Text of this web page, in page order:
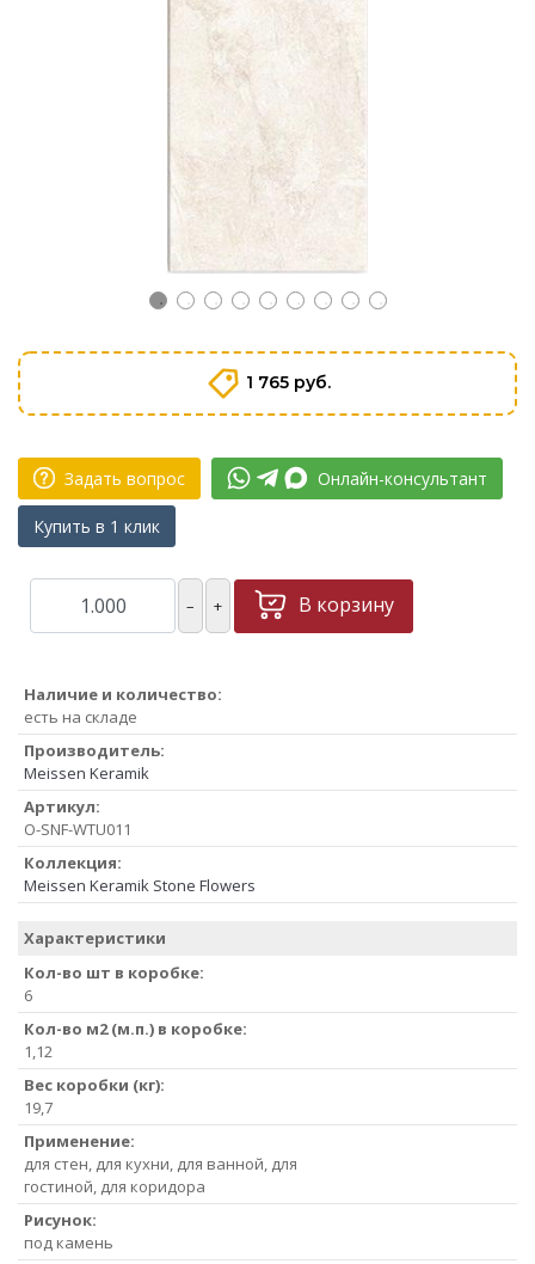
1 765 руб.
Задать вопрос Онлайн-консультант
Купить в 1 клик
– + В корзину
Наличие и количество:
есть на складе
Производитель:
Meissen Keramik
Артикул:
O-SNF-WTU011
Коллекция:
Meissen Keramik Stone Flowers
Характеристики
Кол-во шт в коробке:
6
Кол-во м2 (м.п.) в коробке:
1,12
Вес коробки (кг):
19,7
Применение:
для стен, для кухни, для ванной, для
гостиной, для коридора
Рисунок:
под камень